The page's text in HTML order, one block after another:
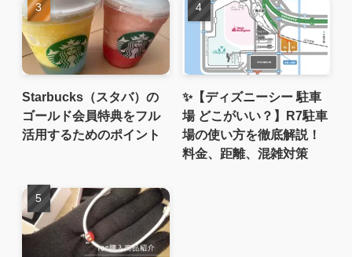
Starbucks（スタバ）の
ゴールド会員特典をフル
活用するためのポイント
✨【ディズニーシー 駐車
場 どこがいい？】R7駐車
場の使い方を徹底解説！
料金、距離、混雑対策